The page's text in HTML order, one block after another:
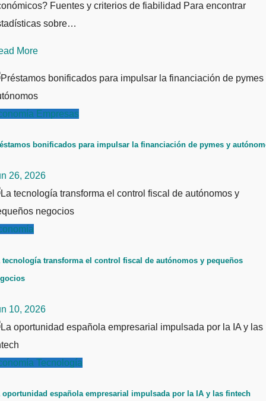
Fuentes y criterios de fiabilidad Para encontrar
sobre…
More
Empresas
bonificados para impulsar la financiación de pymes y
26, 2026
tecnología transforma el control fiscal de autónomos y pequeños
10, 2026
Tecnología
oportunidad española empresarial impulsada por la IA y las fintech